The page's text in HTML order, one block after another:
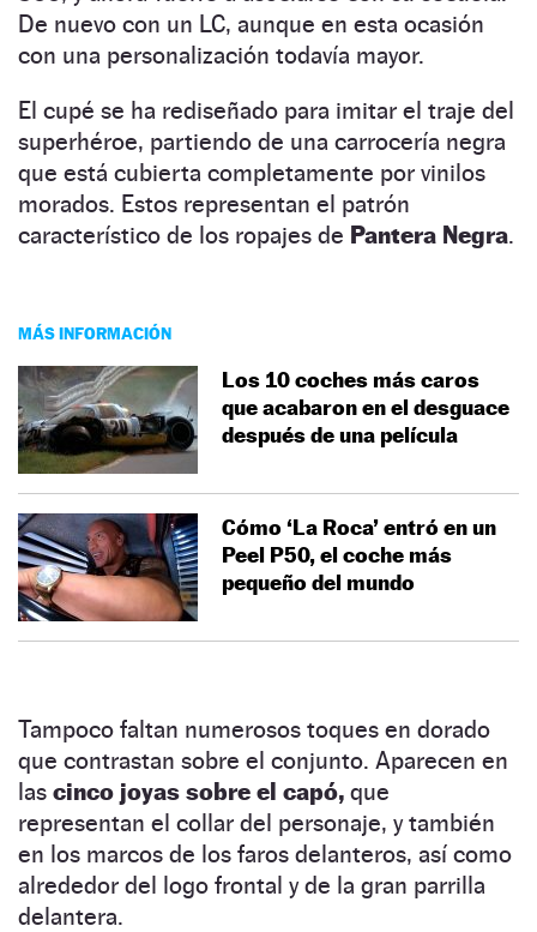
De nuevo con un LC, aunque en esta ocasión
con una personalización todavía mayor.
El cupé se ha rediseñado para imitar el traje del
superhéroe, partiendo de una carrocería negra
que está cubierta completamente por vinilos
morados. Estos representan el patrón
característico de los ropajes de Pantera Negra.
MÁS INFORMACIÓN
Los 10 coches más caros
que acabaron en el desguace
después de una película
Cómo ‘La Roca’ entró en un
Peel P50, el coche más
pequeño del mundo
Tampoco faltan numerosos toques en dorado
que contrastan sobre el conjunto. Aparecen en
las cinco joyas sobre el capó, que
representan el collar del personaje, y también
en los marcos de los faros delanteros, así como
alrededor del logo frontal y de la gran parrilla
delantera.